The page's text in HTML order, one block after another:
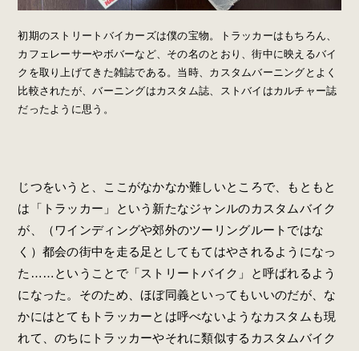
初期のストリートバイカーズは僕の宝物。トラッカーはもちろん、
カフェレーサーやボバーなど、その名のとおり、街中に映えるバイ
クを取り上げてきた雑誌である。当時、カスタムバーニングとよく
比較されたが、バーニングはカスタム誌、ストバイはカルチャー誌
だったように思う。
じつをいうと、ここがなかなか難しいところで、もともと
は「トラッカー」という新たなジャンルのカスタムバイク
が、（ワインディングや郊外のツーリングルートではな
く）都会の街中を走る足としてもてはやされるようになっ
た……ということで「ストリートバイク」と呼ばれるよう
になった。そのため、ほぼ同義といってもいいのだが、な
かにはとてもトラッカーとは呼べないようなカスタムも現
れて、のちにトラッカーやそれに類似するカスタムバイク